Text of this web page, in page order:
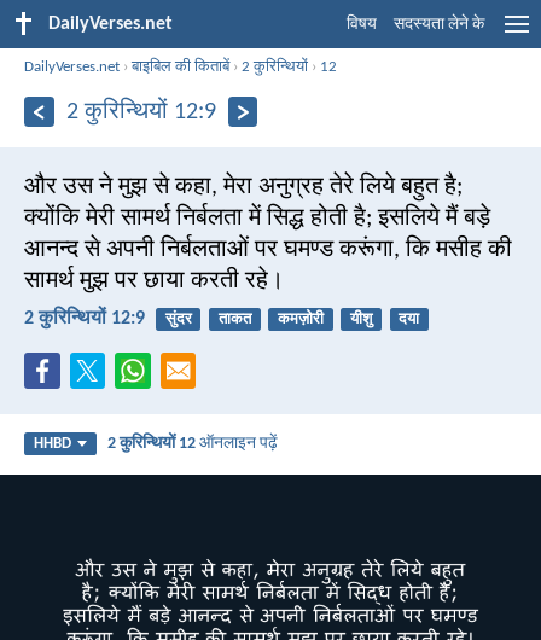
DailyVerses.net विषय सदस्यता लेने के
DailyVerses.net ›बाइबिल की किताबें›2 कुरिन्थियों › 12
2 कुरिन्थियों 12:9
और उस ने मुझ से कहा, मेरा अनुग्रह तेरे लिये बहुत है;
क्योंकि मेरी सामर्थ निर्बलता में सिद्ध होती है; इसलिये मैं बड़े
आनन्द से अपनी निर्बलताओं पर घमण्ड करूंगा, कि मसीह की
सामर्थ मुझ पर छाया करती रहे।
2 कुरिन्थियों 12:9 सुंदर ताकत कमज़ोरी यीशु दया
HHBD 2 कुरिन्थियों 12 ऑनलाइन पढ़ें